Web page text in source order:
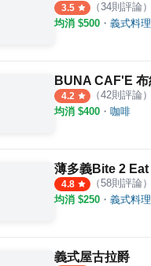
3.5 （34則評論）
均消 $500 ・ 義式料理
4.2 （42則評論）
均消 $400 ・ 咖啡
薄多義Bite 2 Eat
4.8 （58則評論）
均消 $250 ・ 義式料理
義式屋古拉爵